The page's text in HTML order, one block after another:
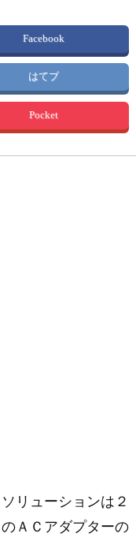
Facebook
はてブ
Pocket
リューションは２
ＡＣアダプターの